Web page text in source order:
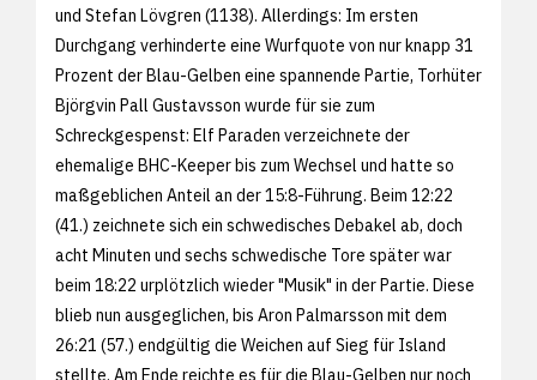
und Stefan Lövgren (1138). Allerdings: Im ersten
Durchgang verhinderte eine Wurfquote von nur knapp 31
Prozent der Blau-Gelben eine spannende Partie, Torhüter
Björgvin Pall Gustavsson wurde für sie zum
Schreckgespenst: Elf Paraden verzeichnete der
ehemalige BHC-Keeper bis zum Wechsel und hatte so
maßgeblichen Anteil an der 15:8-Führung. Beim 12:22
(41.) zeichnete sich ein schwedisches Debakel ab, doch
acht Minuten und sechs schwedische Tore später war
beim 18:22 urplötzlich wieder "Musik" in der Partie. Diese
blieb nun ausgeglichen, bis Aron Palmarsson mit dem
26:21 (57.) endgültig die Weichen auf Sieg für Island
stellte. Am Ende reichte es für die Blau-Gelben nur noch